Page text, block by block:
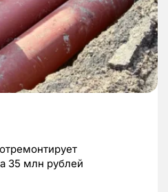
35 млн рублей